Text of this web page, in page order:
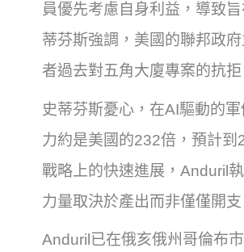
員優先考慮自身利益，導致
蒂芬斯強調，美國的聯邦政
者過去對五角大廈專案的抗
史蒂芬斯憂心，在AI驅動的
力約是美國的232倍，預計
戰略上的快速進展，Anduril
力量取決於產出而非僅僅開
Anduril已在俄亥俄州哥倫布